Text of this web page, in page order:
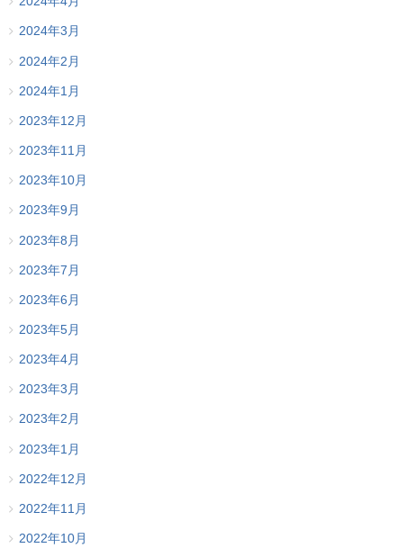
2024年3月
2024年2月
2024年1月
2023年12月
2023年11月
2023年10月
2023年9月
2023年8月
2023年7月
2023年6月
2023年5月
2023年4月
2023年3月
2023年2月
2023年1月
2022年12月
2022年11月
2022年10月